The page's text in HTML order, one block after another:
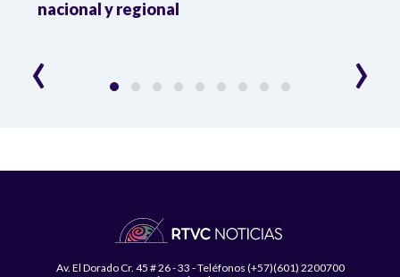
nacional y regional
‹ ›
Av. El Dorado Cr. 45 # 26 - 33 - Teléfonos (+57)(601) 2200700